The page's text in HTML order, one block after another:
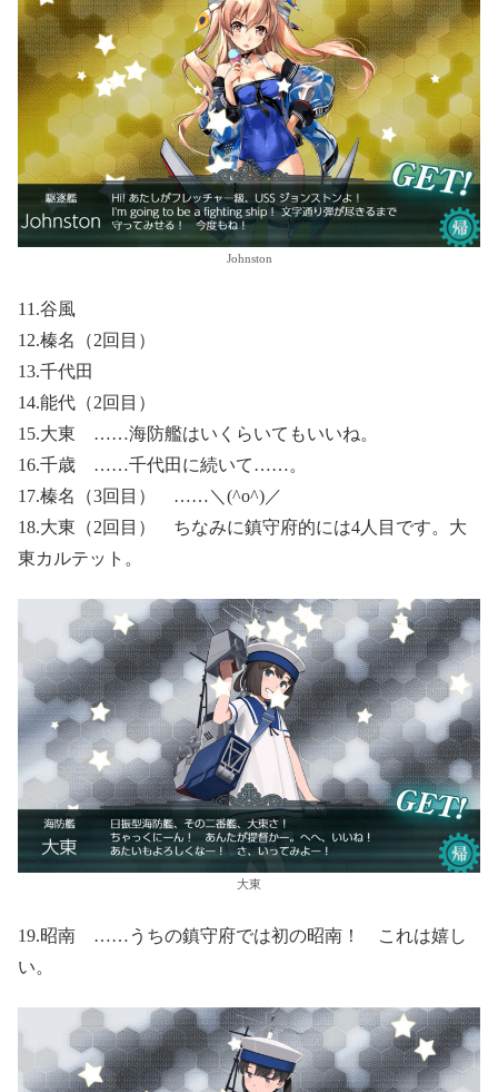
Johnston
11.谷風
12.榛名（2回目）
13.千代田
14.能代（2回目）
15.大東 ……海防艦はいくらいてもいいね。
16.千歳 ……千代田に続いて……。
17.榛名（3回目） ……＼(^o^)／
18.大東（2回目） ちなみに鎮守府的には4人目です。大
東カルテット。
大東
19.昭南 ……うちの鎮守府では初の昭南！ これは嬉し
い。